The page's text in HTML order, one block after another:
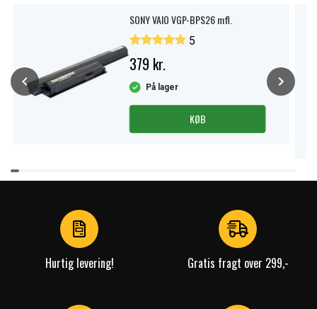
SONY VAIO VGP-BPS26 mfl.
5
379 kr.
På lager
KØB
Item
1
Hurtig levering! Gratis fragt over 299,-